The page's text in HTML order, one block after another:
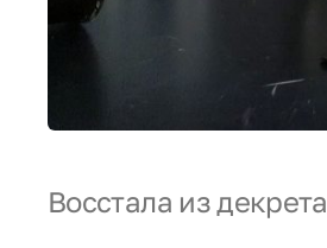
Восстала из декрета